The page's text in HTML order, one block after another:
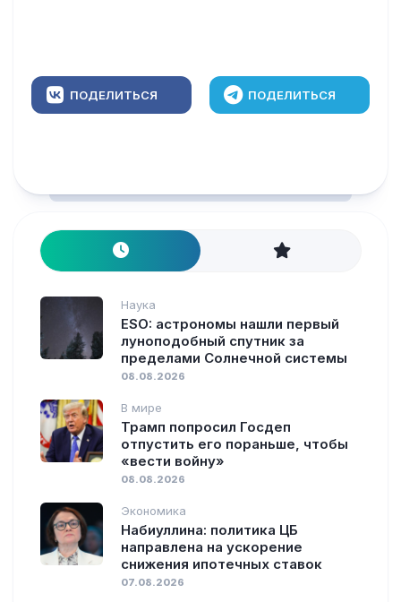
ПОДЕЛИТЬСЯ ПОДЕЛИТЬСЯ
Наука
ESO: астрономы нашли первый
луноподобный спутник за
пределами Солнечной системы
08.08.2026
В мире
Трамп попросил Госдеп
отпустить его пораньше, чтобы
«вести войну»
08.08.2026
Экономика
Набиуллина: политика ЦБ
направлена на ускорение
снижения ипотечных ставок
07.08.2026